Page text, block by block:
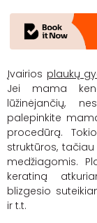
Įvairios plaukų
Jei mama
lūžinėjančių,
palepinkite
procedūrą.
struktūros,
medžiagomis.
keratiną
blizgesio
ir t.t.